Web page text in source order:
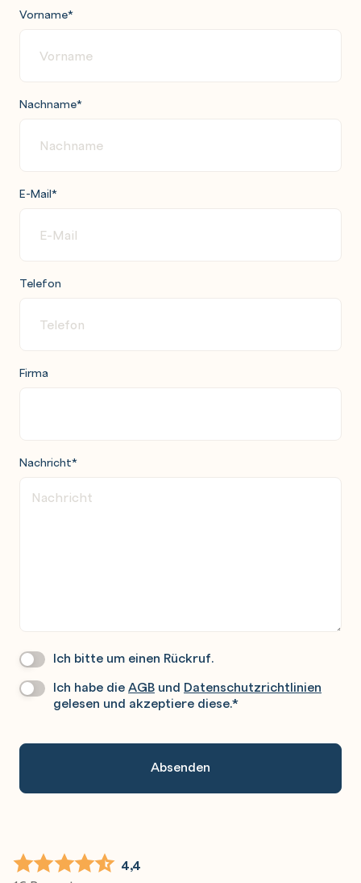
Vorname*
Nachname*
E-Mail*
Telefon
Firma
Nachricht*
Wir
Sie
Ich bitte um einen Rückruf.
Datenschutz*
Ich habe dieAGB und Datenschutzrichtlinien
gelesen und akzeptiere diese.*
4,4